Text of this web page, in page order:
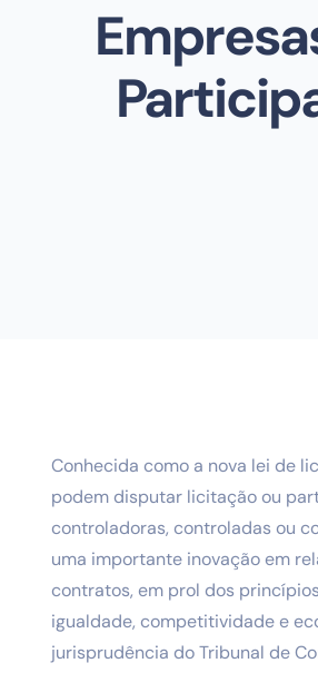
Conhecida como a nova lei de
podem disputar licitação ou
controladoras, controladas ou
uma importante inovação em
contratos, em prol dos
igualdade, competitividade e
jurisprudência do Tribunal de